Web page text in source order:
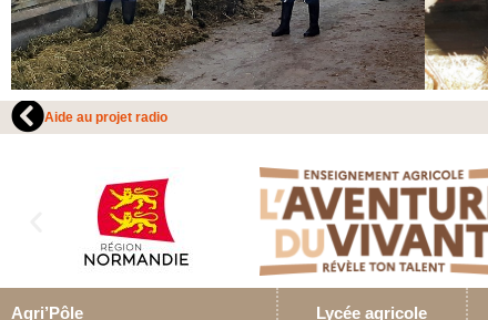
Aide au projet radio
Agri’Pôle Lycée agricole